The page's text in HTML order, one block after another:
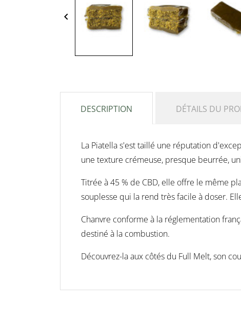
keyboard_arrow_left
DESCRIPTION DÉTAILS DU
La Piatella s'est taillé une réputation
une texture crémeuse, presque beurrée,
Titrée à 45 % de CBD, elle offre le même
souplesse qui la rend très facile à doser.
Chanvre conforme à la réglementation
destiné à la combustion.
Découvrez-la aux côtés du Full Melt, son